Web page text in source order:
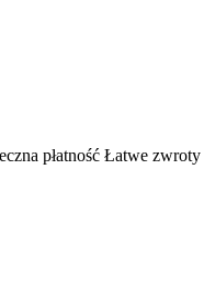
płatność Łatwe zwroty